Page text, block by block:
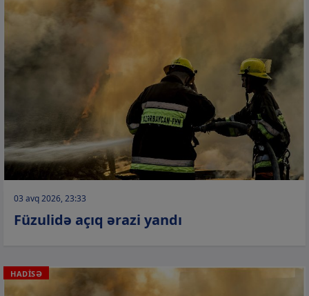
03 avq 2026, 23:33
Füzulidə açıq ərazi yandı
HADİSƏ